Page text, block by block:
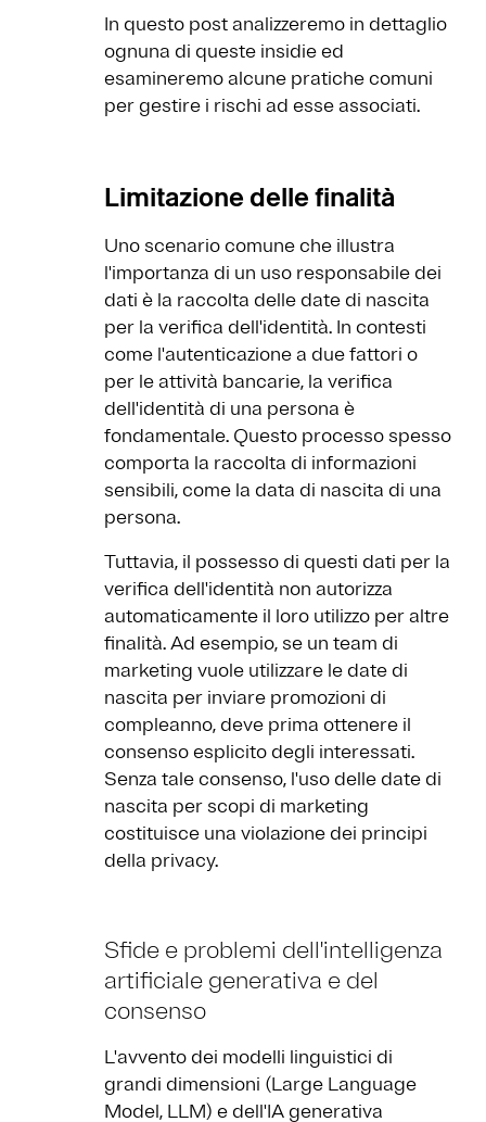
In questo post analizzeremo in dettaglio
ognuna di queste insidie ed
esamineremo alcune pratiche comuni
per gestire i rischi ad esse associati.
Limitazione delle finalità
Uno scenario comune che illustra
l'importanza di un uso responsabile dei
dati è la raccolta delle date di nascita
per la verifica dell'identità. In contesti
come l'autenticazione a due fattori o
per le attività bancarie, la verifica
dell'identità di una persona è
fondamentale. Questo processo spesso
comporta la raccolta di informazioni
sensibili, come la data di nascita di una
persona.
Tuttavia, il possesso di questi dati per la
verifica dell'identità non autorizza
automaticamente il loro utilizzo per altre
finalità. Ad esempio, se un team di
marketing vuole utilizzare le date di
nascita per inviare promozioni di
compleanno, deve prima ottenere il
consenso esplicito degli interessati.
Senza tale consenso, l'uso delle date di
nascita per scopi di marketing
costituisce una violazione dei principi
della privacy.
Sfide e problemi dell'intelligenza
artificiale generativa e del
consenso
L'avvento dei modelli linguistici di
grandi dimensioni (Large Language
Model, LLM) e dell'IA generativa